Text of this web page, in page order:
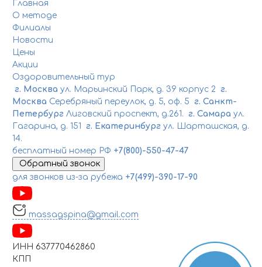
Главная
О методе
Филиалы
Новости
Цены
Акции
Оздоровительный тур
г. Москва ул. Марьинский Парк, д. 39 корпус 2 г.
Москва Серебряный переулок, д. 5, оф. 5 г. Санкт-
Петербург Лиговский проспект, д.261. г. Самара ул.
Гагарина, д. 151
г. Екатеринбург ул. Шарташская, д.
14.
бесплатный номер РФ +7(800)-550-47-47
Обратный звонок
для звонков из-за рубежа +7(499)-390-17-90
massagspina@gmail.com
ИНН 637770462860
КПП